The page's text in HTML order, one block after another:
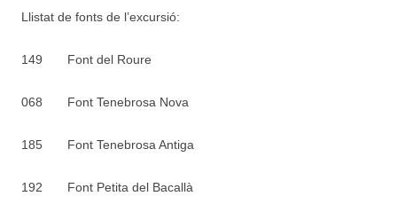
Llistat de fonts de l’excursió:
149 Font del Roure
068 Font Tenebrosa Nova
185 Font Tenebrosa Antiga
192 Font Petita del Bacallà